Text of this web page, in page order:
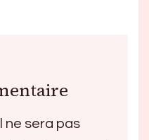
ne sera pas